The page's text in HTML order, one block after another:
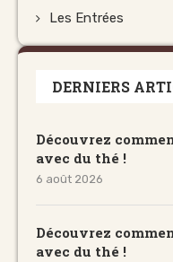
Les Entrées
DERNIERS
Découvrez
avec du thé !
6 août 2026
Découvrez
avec du thé !